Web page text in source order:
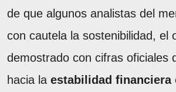
de que algunos analistas del
con cautela la sostenibilidad, el
demostrado con cifras oficiales
hacia la estabilidad financiera